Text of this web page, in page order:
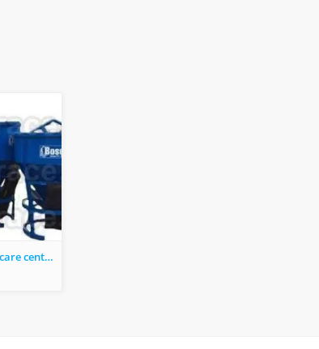
Cupe beton cu descarcare centrala si laterala